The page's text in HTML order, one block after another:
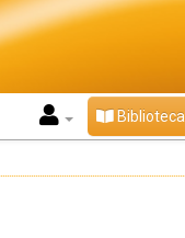
Biblioteca